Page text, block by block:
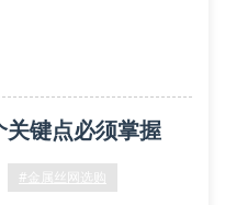
分享四个关键选购技
筑防护需要高抗拉强
合耐腐蚀的不锈钢编
键点必须掌握
#金属丝网选购